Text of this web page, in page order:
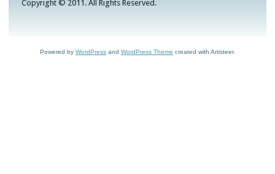
Copyright © 2011. All Rights Reserved.
Powered by WordPress and WordPress Theme created with Artisteer.